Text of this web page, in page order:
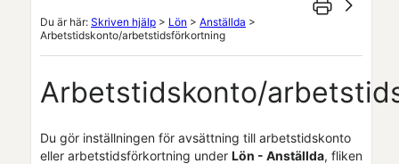
Du är här: Skriven hjälp > Lön > Anställda >
Arbetstidskonto/arbetstidsförkortning
Arbetstidskonto/
Du gör inställningen för avsättning till arbetstidskonto
eller arbetstidsförkortning under Lön - Anställda, fliken